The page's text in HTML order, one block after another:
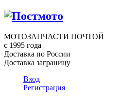
МОТОЗАПЧАСТИ ПОЧТОЙ
с 1995 года
Доставка по России
Доставка заграницу
Вход
Регистрация